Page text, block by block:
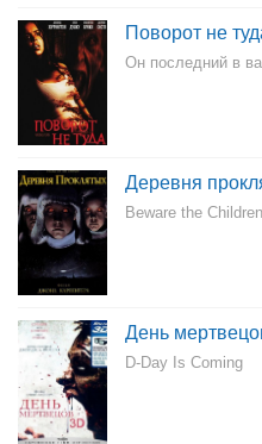
Поворот не
Он последний в
Деревня
Beware the Children
День
D-Day Is Coming